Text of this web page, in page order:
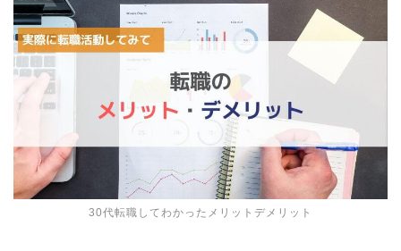
30代転職してわかったメリットデメリット